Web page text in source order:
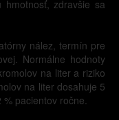
zdravšie sa
nález, termín pre
Normálne hodnoty
na liter a riziko
na liter dosahuje 5
pacientov ročne.